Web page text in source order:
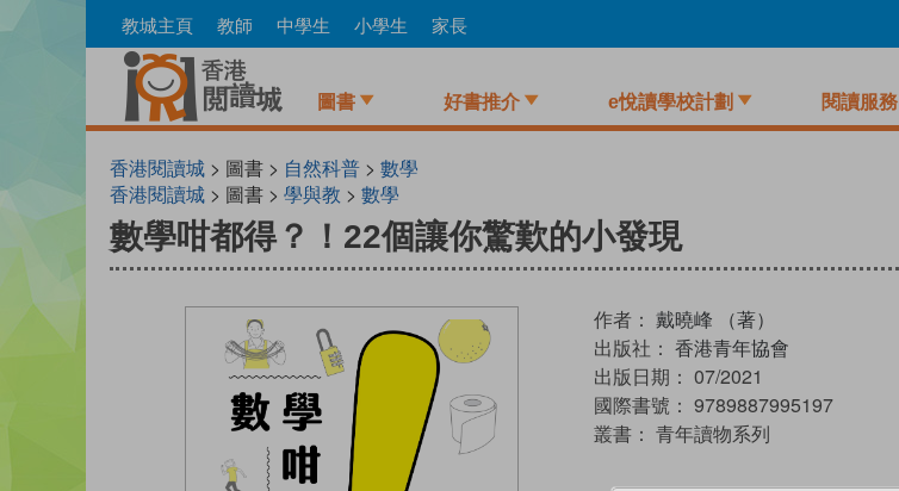
to
教城主頁 教師 中學生 小學生 家長
圖書 好書推介 e悅讀學校計劃 閱讀服務
香港閱讀城 > 圖書 > 自然科普 > 數學
香港閱讀城 > 圖書 > 學與教 > 數學
數學咁都得？！22個讓你驚歎的小發現
作者： 戴曉峰 （著）
出版社： 香港青年協會
出版日期： 07/2021
國際書號： 9789887995197
叢書： 青年讀物系列